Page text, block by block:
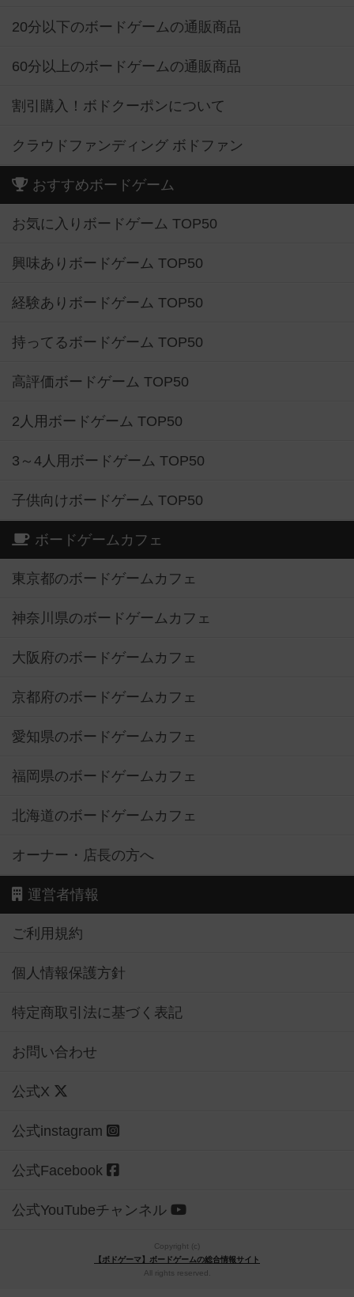
20分以下のボードゲームの通販商品
60分以上のボードゲームの通販商品
割引購入！ボドクーポンについて
クラウドファンディング ボドファン
おすすめボードゲーム
お気に入りボードゲーム TOP50
興味ありボードゲーム TOP50
経験ありボードゲーム TOP50
持ってるボードゲーム TOP50
高評価ボードゲーム TOP50
2人用ボードゲーム TOP50
3～4人用ボードゲーム TOP50
子供向けボードゲーム TOP50
ボードゲームカフェ
東京都のボードゲームカフェ
神奈川県のボードゲームカフェ
大阪府のボードゲームカフェ
京都府のボードゲームカフェ
愛知県のボードゲームカフェ
福岡県のボードゲームカフェ
北海道のボードゲームカフェ
オーナー・店長の方へ
運営者情報
ご利用規約
個人情報保護方針
特定商取引法に基づく表記
お問い合わせ
公式X
公式instagram
公式Facebook
公式YouTubeチャンネル
Copyright (c)
【ボドゲーマ】ボードゲームの総合情報サイト
All rights reserved.